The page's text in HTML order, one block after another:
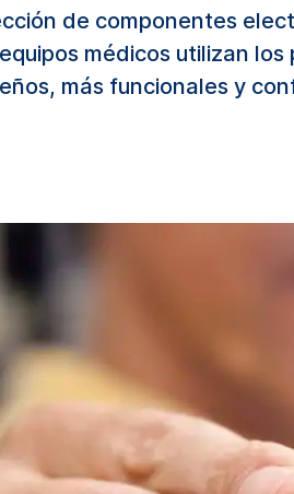
de componentes
médicos utilizan
más funcionales y